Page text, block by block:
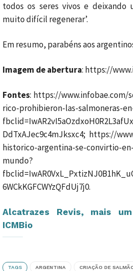
todos os seres vivos e deixando
muito difícil regenerar’.
Em resumo, parabéns aos
Imagem de abertura: https://
Fontes: https://www.infobae.com/
rico-prohibieron-las-salmoneras-
DdTxAJec9c4mJksxc4; https://
historico-argentina-se-convirtio-
mundo?
6WCkKGFCWYzQFdUj7j0.
Alcatrazes Revis, mais
ICMBio
TAGS ARGENTINA CRIAÇÃO DE